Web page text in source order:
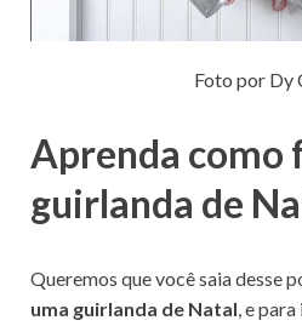
Foto por Dy
Aprenda como
guirlanda de
Queremos que você saia desse
uma guirlanda de Natal, e